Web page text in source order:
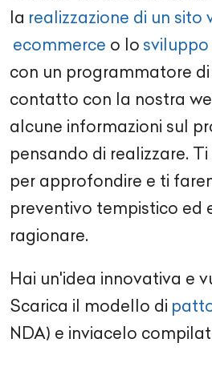
la realizzazione di un sito
ecommerce o lo
con un programmatore
contatto con la nostra
alcune informazioni sul
pensando di realizzare.
per approfondire e ti
preventivo tempistico ed
ragionare.
Hai un'idea innovativa e
Scarica il modello di
NDA) e inviacelo